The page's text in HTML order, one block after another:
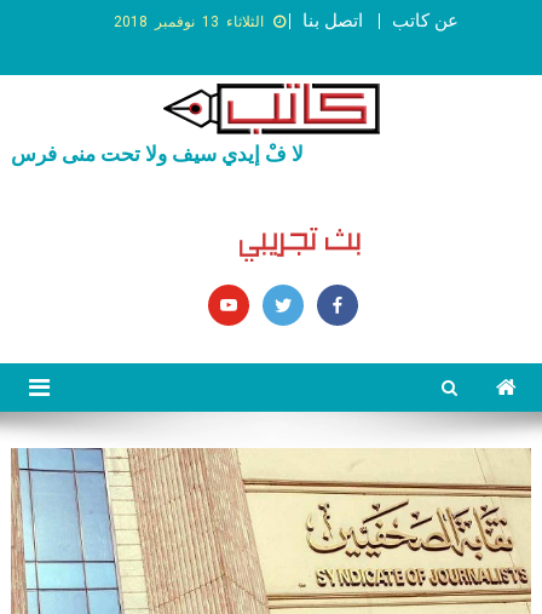
الثلاثاء 13 نوفمبر 2018 اتصل بنا عن كاتب
لا فْ إيدي سيف ولا تحت منى فرس